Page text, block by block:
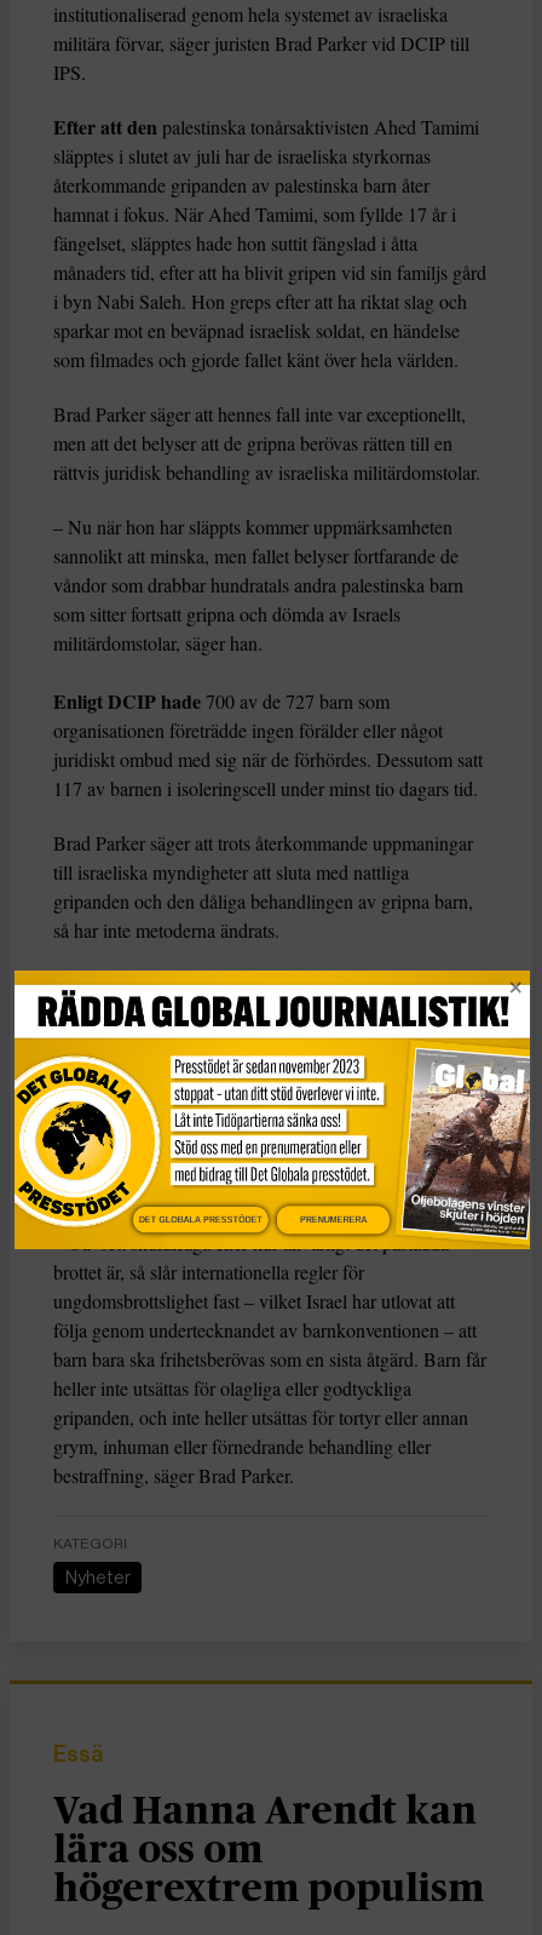
institutionaliserad genom hela systemet av israeliska
militära förvar, säger juristen Brad Parker vid DCIP till
IPS.
Efter att den palestinska tonårsaktivisten Ahed Tamimi
släpptes i slutet av juli har de israeliska styrkornas
återkommande gripanden av palestinska barn åter
hamnat i fokus. När Ahed Tamimi, som fyllde 17 år i
fängelset, släpptes hade hon suttit fängslad i åtta
månaders tid, efter att ha blivit gripen vid sin familjs gård
i byn Nabi Saleh. Hon greps efter att ha riktat slag och
sparkar mot en beväpnad israelisk soldat, en händelse
som filmades och gjorde fallet känt över hela världen.
Brad Parker säger att hennes fall inte var exceptionellt,
men att det belyser att de gripna berövas rätten till en
rättvis juridisk behandling av israeliska militärdomstolar.
– Nu när hon har släppts kommer uppmärksamheten
sannolikt att minska, men fallet belyser fortfarande de
våndor som drabbar hundratals andra palestinska barn
som sitter fortsatt gripna och dömda av Israels
militärdomstolar, säger han.
Enligt DCIP hade700 av de 727 barn som
organisationen företrädde ingen förälder eller något
juridiskt ombud med sig när de förhördes. Dessutom satt
117 av barnen i isoleringscell under minst tio dagars tid.
Brad Parker säger att trots återkommande uppmaningar
till israeliska myndigheter att sluta med nattliga
gripanden och den dåliga behandlingen av gripna barn,
så har inte metoderna ändrats.
– De reformer som genomförs av israeliska militära
myndigheter har en tendens att vara av kosmetisk natur,
snarare än att vara inriktade mot fysiskt våld och tortyr
från landets militär och polis, säger han.
Brad Parker menar attIsrael genom sitt agerande
bryter mot internationella överenskommelser, däribland
barnkonventionen.
– Oavsett skuldfråga eller hur allvarligt det påstådda
brottet är, så slår internationella regler för
ungdomsbrottslighet fast – vilket Israel har utlovat att
följa genom undertecknandet av barnkonventionen – att
barn bara ska frihetsberövas som en sista åtgärd. Barn får
heller inte utsättas för olagliga eller godtyckliga
gripanden, och inte heller utsättas för tortyr eller annan
grym, inhuman eller förnedrande behandling eller
bestraffning, säger Brad Parker.
KATEGORI
Nyheter
Essä
Vad Hanna Arendt kan
lära oss om
högerextrem populism
DET GLOBALA PRESSTÖDET PRENUMERERA